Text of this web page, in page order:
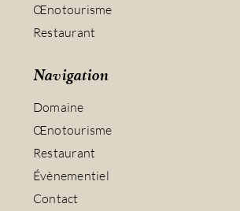
Œnotourisme
Restaurant
Navigation
Domaine
Œnotourisme
Restaurant
Évènementiel
Contact